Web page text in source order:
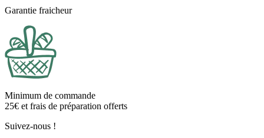
Garantie fraicheur
Minimum de commande
25€ et frais de préparation offerts
Suivez-nous !